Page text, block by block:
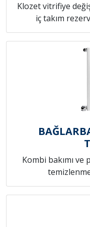
Klozet vitrifiye
iç takım
Kombi bakımı